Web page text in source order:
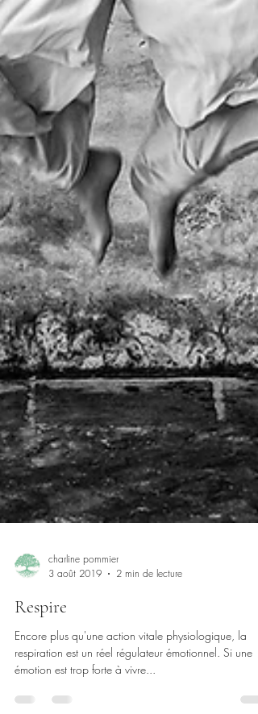
3 août 2019
Respire
Encore plus qu'une action vitale physiologique, la
émotion est trop forte à vivre...